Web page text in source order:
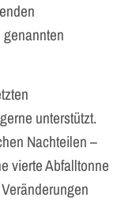
unterstützt.
Nachteilen –
vierte Abfalltonne